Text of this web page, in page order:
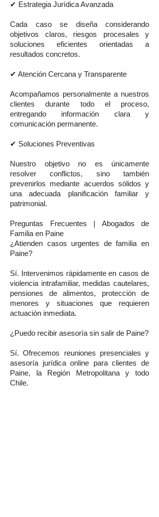
✔ Estrategia Jurídica Avanzada
Cada caso se diseña considerando
objetivos claros, riesgos procesales y
soluciones eficientes orientadas a
resultados concretos.
✔ Atención Cercana y Transparente
Acompañamos personalmente a nuestros
clientes durante todo el proceso,
entregando información clara y
comunicación permanente.
✔ Soluciones Preventivas
Nuestro objetivo no es únicamente
resolver conflictos, sino también
prevenirlos mediante acuerdos sólidos y
una adecuada planificación familiar y
patrimonial.
Preguntas Frecuentes | Abogados de
Familia en Paine
¿Atienden casos urgentes de familia en
Paine?
Sí. Intervenimos rápidamente en casos de
violencia intrafamiliar, medidas cautelares,
pensiones de alimentos, protección de
menores y situaciones que requieren
actuación inmediata.
¿Puedo recibir asesoría sin salir de Paine?
Sí. Ofrecemos reuniones presenciales y
asesoría jurídica online para clientes de
Paine, la Región Metropolitana y todo
Chile.